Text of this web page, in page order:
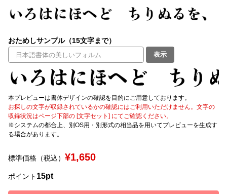
ご利用ガイド
よくあるご質問
お問い合わせ
すべてを表示
太さ・ウェイト
セット or 単体
文字種類
価格帯
おためしサンプル（15文字まで）
表示
本プレビューは書体デザインの確認を目的にご用意しております。
お探しの文字が収録されているかの確認にはご利用いただけません。文字の
収録状況はページ下部の [文字セット] にてご確認ください。
※システムの都合上、別OS用・別形式の相当品を用いてプレビューを生成す
る場合があります。
標準価格（税込） ¥1,650
ポイント 15pt